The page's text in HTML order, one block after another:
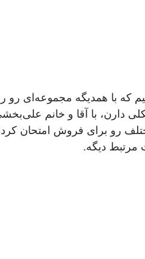
که با همدیگه مجموعه‌ای
دارن، با آقا و خانم
رو برای فروش امتحان
مرتبط دیگه.